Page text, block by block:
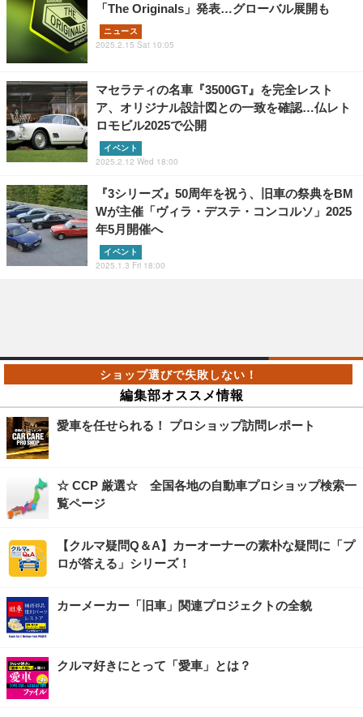
「The Originals」発表…グローバル展開も
ニュース
2025.2.15 Sat 10:05
マセラティの名車『3500GT』を完全レスト
ア、オリジナル設計図との一致を確認…仏レト
ロモビル2025で公開
イベント
2025.2.12 Wed 18:00
『3シリーズ』50周年を祝う、旧車の祭典をBM
Wが主催「ヴィラ・デステ・コンコルソ」2025
年5月開催へ
イベント
2025.1.3 Fri 18:00
編集部オススメ情報
愛車を任せられる！ プロショップ訪問レポート
☆ CCP 厳選☆ 全国各地の自動車プロショップ検索一
覧ページ
【クルマ疑問Q＆A】カーオーナーの素朴な疑問に「プ
ロが答える」シリーズ！
カーメーカー「旧車」関連プロジェクトの全貌
クルマ好きにとって「愛車」とは？